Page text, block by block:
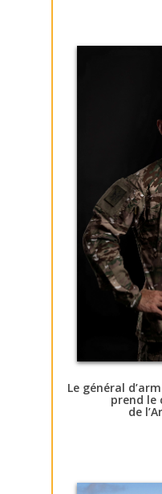
Le général
prend le
de